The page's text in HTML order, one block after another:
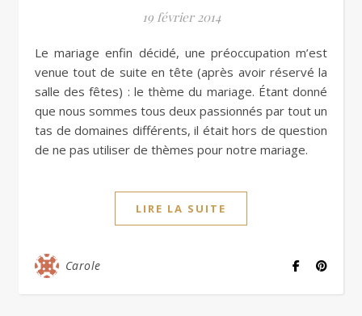
19 février 2014
Le mariage enfin décidé, une préoccupation m’est
venue tout de suite en tête (après avoir réservé la
salle des fêtes) : le thème du mariage. Étant donné
que nous sommes tous deux passionnés par tout un
tas de domaines différents, il était hors de question
de ne pas utiliser de thèmes pour notre mariage.
LIRE LA SUITE
Carole